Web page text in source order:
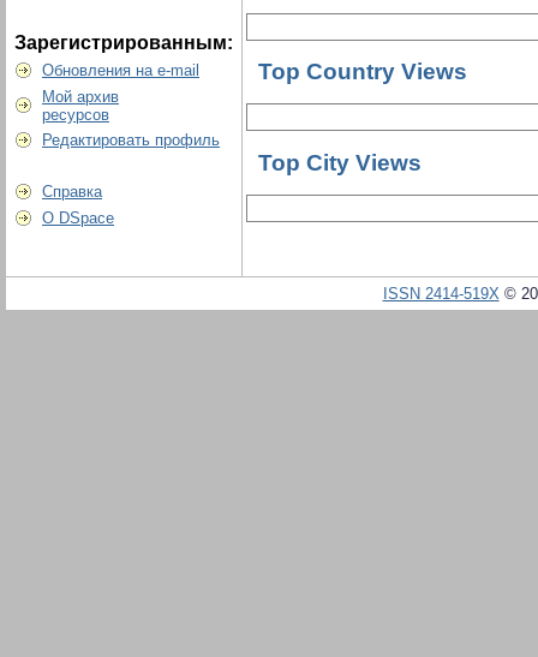
Зарегистрированным:
Обновления на e-mail
Мой архив
ресурсов
Редактировать профиль
Справка
О DSpace
Top Country Views
Top City Views
ISSN 2414-519X©